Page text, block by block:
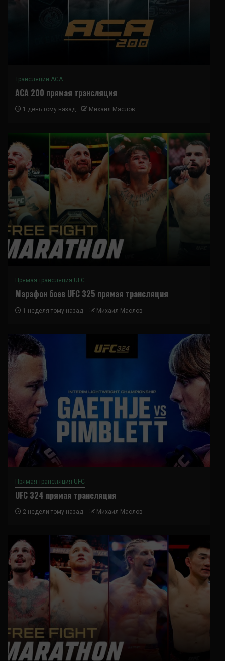
Трансляции ACA
ACA 200 прямая трансляция
1 день тому назад Михаил Маслов
Прямая трансляция UFC
Марафон боев UFC 325 прямая трансляция
1 неделя тому назад Михаил Маслов
Прямая трансляция UFC
UFC 324 прямая трансляция
2 недели тому назад Михаил Маслов